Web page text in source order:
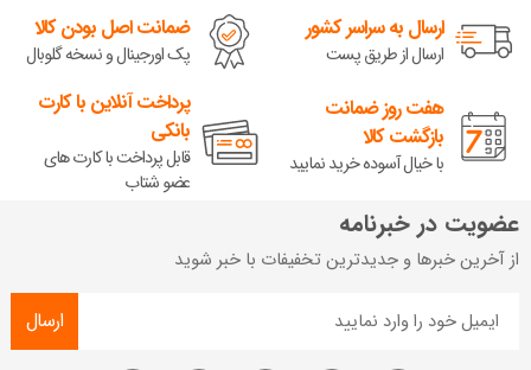
ارسال به سراسر کشور
ارسال از طریق پست
ضمانت اصل بودن کالا
پک اورجینال و نسخه گلوبال
هفت روز ضمانت
بازگشت کالا
با خیال آسوده خرید نمایید
پرداخت آنلاین با کارت
بانکی
قابل پرداخت با کارت های
عضو شتاب
عضویت در خبرنامه
از آخرین خبرها و جدیدترین تخفیفات با خبر شوید
ارسال